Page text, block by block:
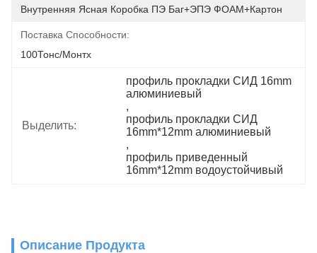
Внутренняя Ясная Коробка ПЭ Баг+ЭПЭ ФОАМ+Картон
Поставка Способности:
100Тонс/Монтх
Выделить:
профиль прокладки СИД 16mm
алюминиевый
,
профиль прокладки СИД
16mm*12mm алюминиевый
,
профиль приведенный
16mm*12mm водоустойчивый
Описание Продукта